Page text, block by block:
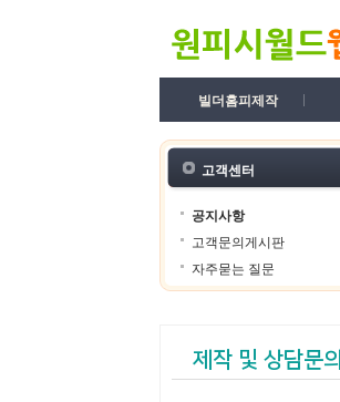
빌더홈피제작
고객센터
공지사항
고객문의게시판
자주묻는 질문
제작 및 상담문의